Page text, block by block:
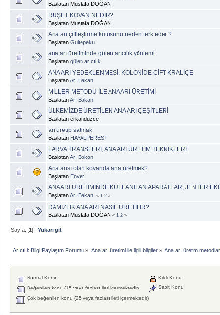
Başlatan Mustafa DOĞAN
RUŞET KOVAN NEDİR?
Başlatan Mustafa DOĞAN
Ana arı çiftleştirme kutusunu neden terk eder ?
Başlatan Gultepeku
ana arı üretiminde gülen arıcılık yöntemi
Başlatan gülen arıcılık
ANA ARI YEDEKLENMESİ, KOLONİDE ÇİFT KRALİÇE
BaşlatanArı Bakanı
MİLLER METODU İLE ANAARI ÜRETİMİ
BaşlatanArı Bakanı
ÜLKEMİZDE ÜRETİLEN ANA ARI ÇEŞİTLERİ
Başlatan erkanduzce
arı üretip satmak
Başlatan HAYALPEREST
LARVA TRANSFERİ, ANA ARI ÜRETİM TEKNİKLERİ
BaşlatanArı Bakanı
Ana arısı olan kovanda ana üretmek?
Başlatan Enver
ANAARI ÜRETİMİNDE KULLANILAN APARATLAR, JENTER
BaşlatanArı Bakanı « 1 2 »
DAMIZLIK ANA ARI NASIL ÜRETİLİR?
Başlatan Mustafa DOĞAN « 1 2 »
Sayfa: [1]Yukarı git
Arıcılık Bilgi Paylaşım Forumu » Ana arı üretimi ile ilgili bilgiler» Ana arı üretim
Normal Konu
Beğenilen konu (15 veya fazlası ileti içermektedir)
Çok beğenilen konu (25 veya fazlası ileti içermektedir)
Kilitli Konu
Sabit Konu